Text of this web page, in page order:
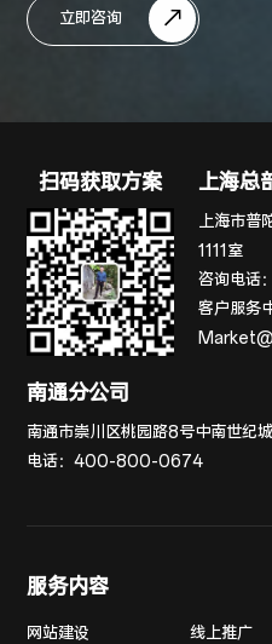
立即咨询
扫码获取方案 上海总
上海市普
1111室
咨询电话
客户服务
南通分公司
南通市崇川区桃园路8号中南世纪
电话：400-800-0674
服务内容
网站建设 线上推广